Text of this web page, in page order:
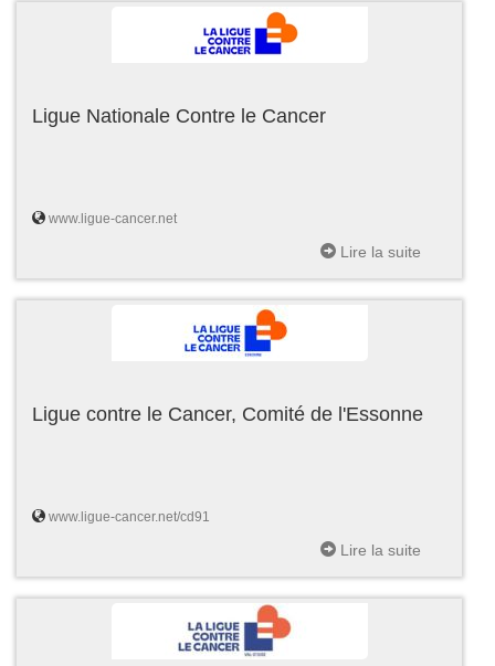
Ligue Nationale Contre le Cancer
www.ligue-cancer.net
Lire la suite
Ligue contre le Cancer, Comité de l'Essonne
www.ligue-cancer.net/cd91
Lire la suite